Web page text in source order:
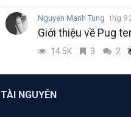
Nguyen Manh Tung thg 9
Giới thiệu về Pug
14.5K 3 2
TÀI NGUYÊN